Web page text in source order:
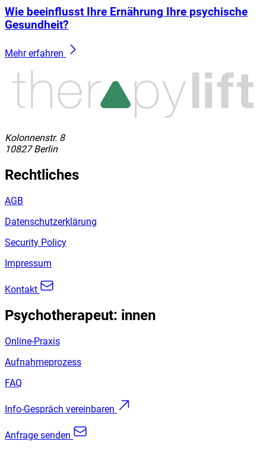
Wie beeinflusst Ihre Ernährung Ihre psychische
Gesundheit?
Mehr erfahren
Kolonnenstr. 8
10827 Berlin
Rechtliches
AGB
Datenschutzerklärung
Security Policy
Impressum
Kontakt
Psychotherapeut: innen
Online-Praxis
Aufnahmeprozess
FAQ
Info-Gespräch vereinbaren
Anfrage senden